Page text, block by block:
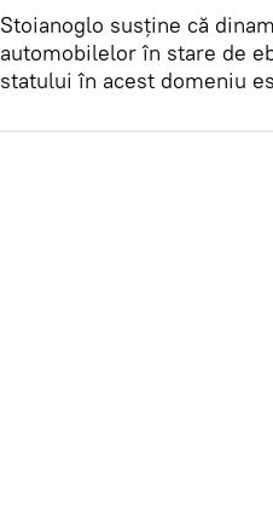
Stoianoglo susține că
automobilelor în stare de
statului în acest domeniu